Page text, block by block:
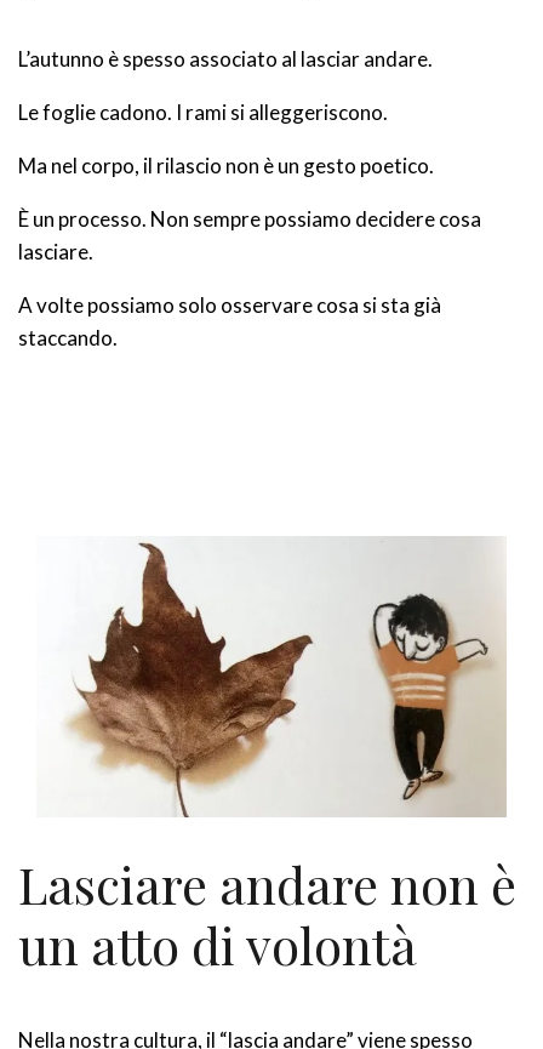
L’autunno è spesso associato al lasciar andare.
Le foglie cadono. I rami si alleggeriscono.
Ma nel corpo, il rilascio non è un gesto poetico.
È un processo. Non sempre possiamo decidere cosa
lasciare.
A volte possiamo solo osservare cosa si sta già
staccando.
Lasciare andare non è
un atto di volontà
Nella nostra cultura, il “lascia andare” viene spesso